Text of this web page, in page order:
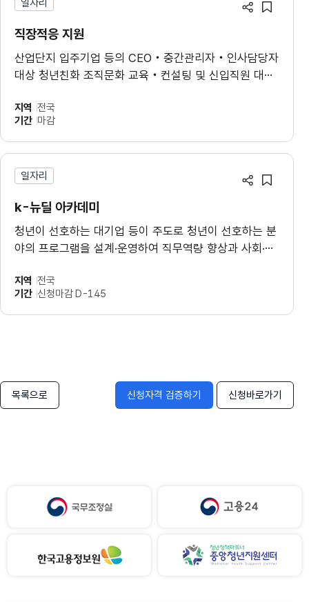
일자리
직장적응 지원
산업단지 입주기업 등의 CEO‧중간관리자‧인사담당자
대상 청년친화 조직문화 교육‧컨설팅 및 신입직원 대상
지역 전국
기간 마감
일자리
k-뉴딜 아카데미
청년이 선호하는 대기업 등이 주도로 청년이 선호하는 분
야의 프로그램을 설계·운영하여 직무역량 향상과 사회·직
원
지역 전국
기간 신청마감 D-145
목록으로 신청자격 검증하기 신청바로가기